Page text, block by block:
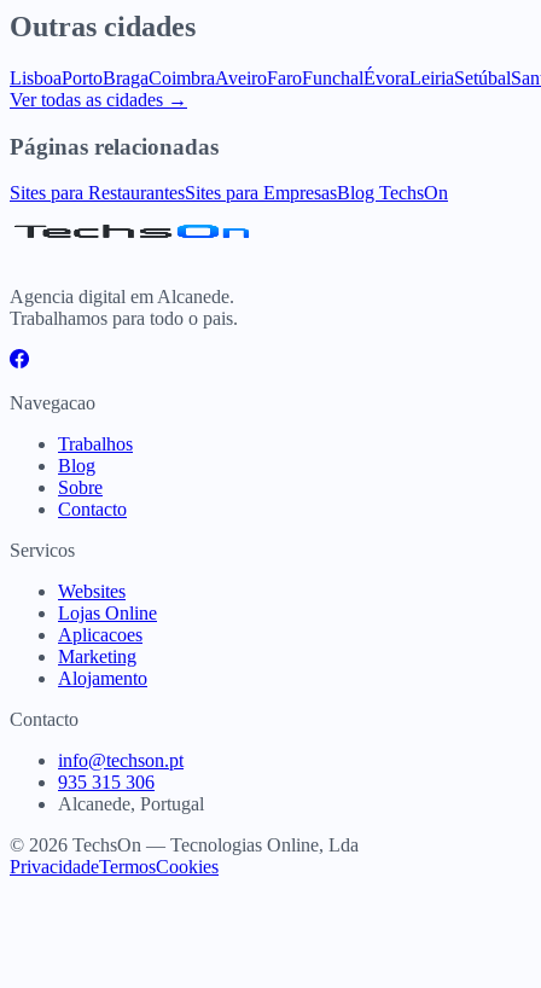
Outras cidades
LisboaPortoBragaCoimbraAveiroFaroFunchalÉvoraLeiriaSetúbal
Ver todas as cidades →
Páginas relacionadas
Sites para RestaurantesSites para EmpresasBlog TechsOn
Agencia digital em Alcanede.
Trabalhamos para todo o pais.
Navegacao
Trabalhos
Blog
Sobre
Contacto
Servicos
Websites
Lojas Online
Aplicacoes
Marketing
Alojamento
Contacto
info@techson.pt
935 315 306
Alcanede, Portugal
© 2026 TechsOn — Tecnologias Online, Lda
PrivacidadeTermosCookies